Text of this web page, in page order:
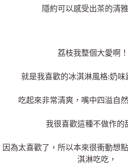
隱約可以感受出茶的清
荔枝我整個大愛啊！
就是我喜歡的冰淇淋風格:奶味
吃起來非常清爽，嘴中四溢自
我很喜歡這種不做作的
因為太喜歡了，所以本來很衝動想
淇淋吃吃，